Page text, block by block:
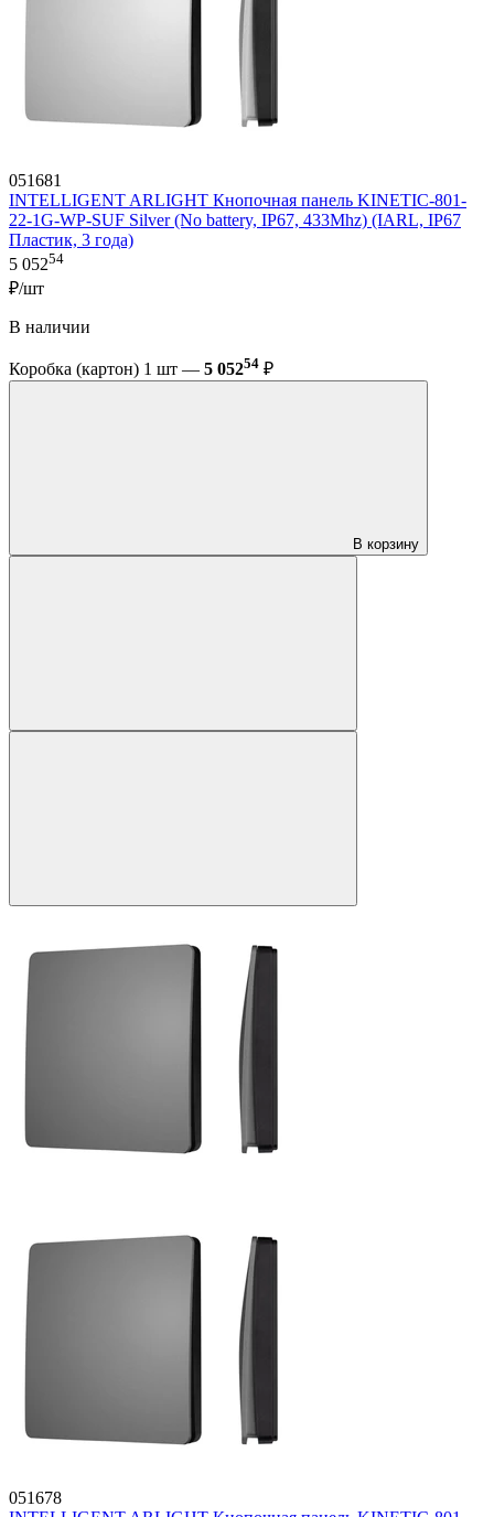
051681
INTELLIGENT ARLIGHT Кнопочная панель KINETIC-801-
22-1G-WP-SUF Silver (No battery, IP67, 433Mhz) (IARL, IP67
Пластик, 3 года)
5 05254
₽/шт
В наличии
Коробка (картон) 1 шт — 5 05254 ₽
В корзину
051678